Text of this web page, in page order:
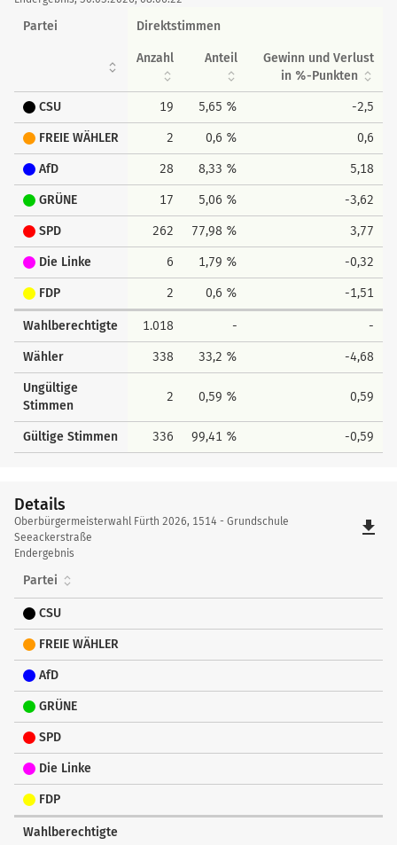
Partei Direktstimmen
Anzahl Anteil
Gewinn und Verlust
in %-Punkten
CSU 19 5,65 % -2,5
FREIE WÄHLER 2 0,6 % 0,6
AfD 28 8,33 % 5,18
GRÜNE 17 5,06 % -3,62
SPD 262 77,98 % 3,77
Die Linke 6 1,79 % -0,32
FDP 2 0,6 % -1,51
Wahlberechtigte 1.018 - -
Wähler 338 33,2 % -4,68
Ungültige
Stimmen
2 0,59 % 0,59
Gültige Stimmen 336 99,41 % -0,59
Details
Details
Oberbürgermeisterwahl Fürth 2026, 1514 - Grundschule
Seeackerstraße
Endergebnis
file_download
Partei
CSU
FREIE WÄHLER
AfD
GRÜNE
SPD
Die Linke
FDP
Wahlberechtigte